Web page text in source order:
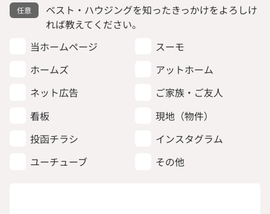
ベスト・ハウジングを知ったきっかけをよろしけ
れば教えてください。
当ホームページ
スーモ
ホームズ
アットホーム
ネット広告
ご家族・ご友人
看板
現地（物件）
投函チラシ
インスタグラム
ユーチューブ
その他